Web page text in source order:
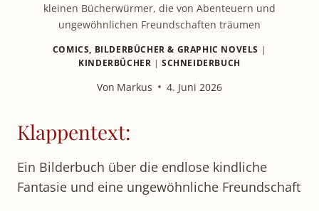
kleinen Bücherwürmer, die von Abenteuern und
ungewöhnlichen Freundschaften träumen
COMICS, BILDERBÜCHER & GRAPHIC NOVELS |
KINDERBÜCHER |SCHNEIDERBUCH
Von Markus 4. Juni 2026
Klappentext:
Ein Bilderbuch über die endlose kindliche
Fantasie und eine ungewöhnliche Freundschaft